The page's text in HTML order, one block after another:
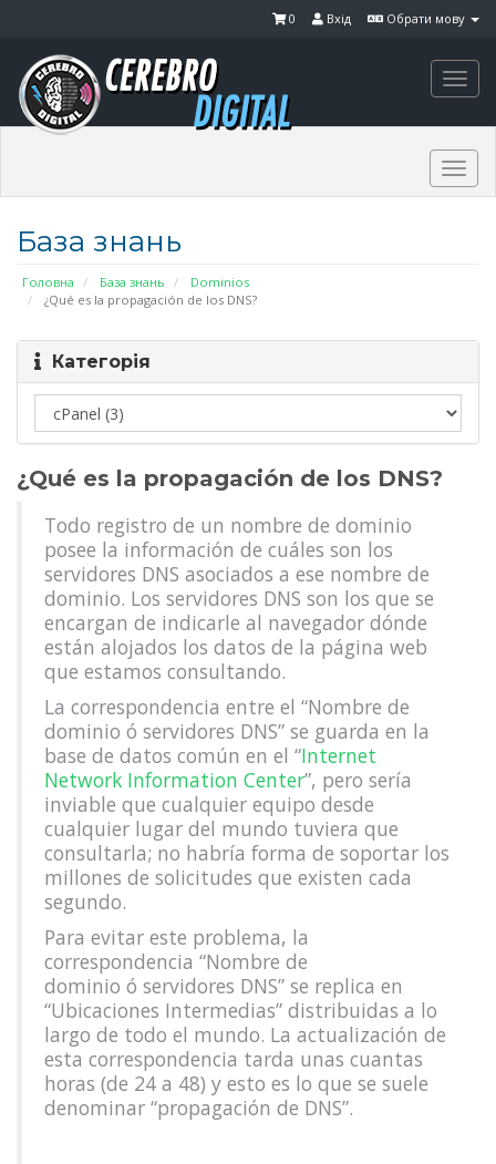
Обрати мову
Вхід
0
База знань
Головна База знань
Dominios
¿Qué es la propagación de los DNS?
Категорія
¿Qué es la propagación de los DNS?
Todo registro de un nombre de dominio
posee la información de cuáles son los
servidores DNS asociados a ese nombre de
dominio. Los servidores DNS son los que se
encargan de indicarle al navegador dónde
están alojados los datos de la página web
que estamos consultando.
La correspondencia entre el “Nombre de
dominio ó servidores DNS” se guarda en la
base de datos común en el “Internet
Network Information Center”, pero sería
inviable que cualquier equipo desde
cualquier lugar del mundo tuviera que
consultarla; no habría forma de soportar los
millones de solicitudes que existen cada
segundo.
Para evitar este problema, la
correspondencia “Nombre de
dominio ó servidores DNS” se replica en
“Ubicaciones Intermedias” distribuidas a lo
largo de todo el mundo. La actualización de
esta correspondencia tarda unas cuantas
horas (de 24 a 48) y esto es lo que se suele
denominar “propagación de DNS”.